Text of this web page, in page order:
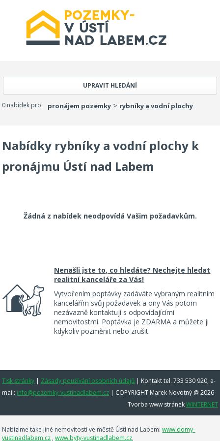
UPRAVIT HLEDÁNÍ
0 nabídek pro: pronájem pozemky > rybníky a vodní plochy
Nabídky rybníky a vodní plochy k
pronájmu Ústí nad Labem
Žádná z nabídek neodpovídá Vašim požadavkům.
Nenašli jste to, co hledáte? Nechejte hledat
realitní kanceláře za Vás!
Vytvořením poptávky zadáváte vybraným realitním
kancelářím svůj požadavek a ony Vás potom
nezávazně kontaktují s odpovídajícími
nemovitostmi. Poptávka je ZDARMA a můžete ji
kdykoliv pozměnit nebo zrušit.
Tisk stránky | Zásady používání osobních údajů | Kontakt tel. 733 530 920, e-
mail: info@pozemky-vustinadlabem.cz | COPYRIGHT Marek Novotný @ 2026
Tvorba www stránekWINTERNET
Nabízíme také jiné nemovitosti ve městě Ústí nad Labem:www.domy-
vustinadlabem.cz ,www.byty-vustinadlabem.cz,